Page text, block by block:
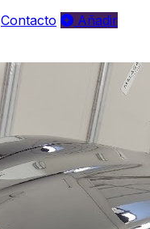
Contacto
Añadir